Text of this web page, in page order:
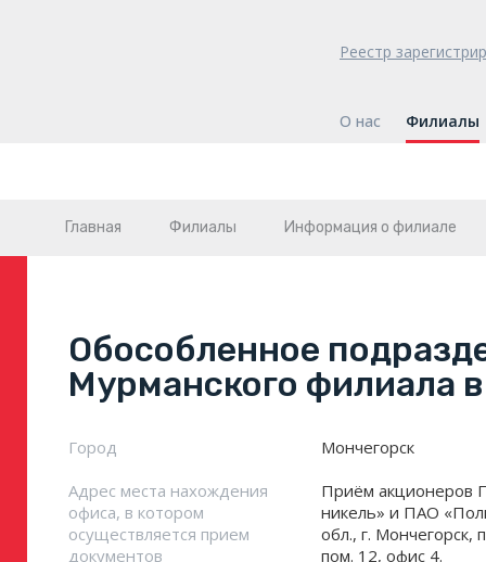
Реестр
О нас Филиалы
Главная Филиалы Информация о филиале
Обособленное
Мурманского филиала
Город
Мончегорск
Адрес места нахождения
офиса, в котором
осуществляется прием
документов
Приём акционеров
никель» и ПАО
обл., г. Мончегорск,
пом. 12, офис 4.